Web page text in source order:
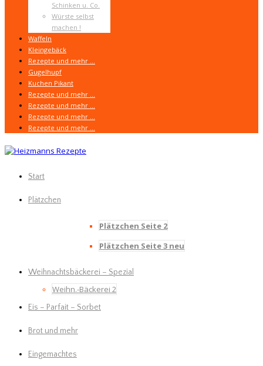
Schinken u. Co.
Würste selbst
machen !
Waffeln
Kleingebäck
Rezepte und mehr …
Gugelhupf
Kuchen Pikant
Rezepte und mehr …
Rezepte und mehr …
Rezepte und mehr …
Rezepte und mehr …
Start
Plätzchen
Plätzchen Seite 2
Plätzchen Seite 3 neu
Weihnachtsbäckerei – Spezial
Weihn.-Bäckerei 2
Eis – Parfait – Sorbet
Brot und mehr
Eingemachtes